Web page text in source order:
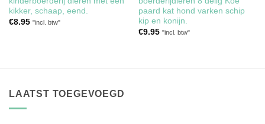
kikker, schaap, eend.
€8.95 "incl. btw"
paard kat hond varken schip
kip en konijn.
€9.95 "incl. btw"
LAATST TOEGEVOEGD